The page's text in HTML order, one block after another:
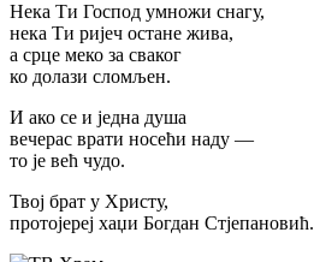
Нека Ти Господ умножи снагу,
нека Ти ријеч остане жива,
а срце меко за сваког
ко долази сломљен.
И ако се и једна душа
вечерас врати носећи наду —
то је већ чудо.
Твој брат у Христу,
протојереј хаџи Богдан Стјепановић.